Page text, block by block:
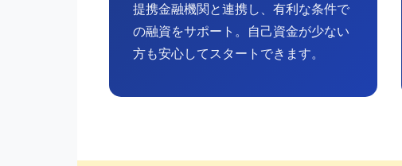
提携金融機関と連携し、有利な条件で
の融資をサポート。自己資金が少ない
方も安心してスタートできます。